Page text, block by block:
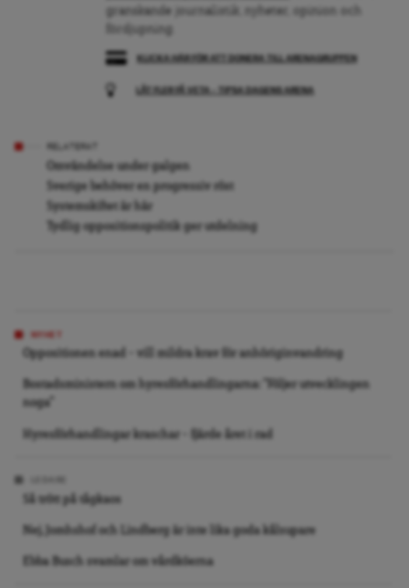
granskande journalistik, nyheter, opinion och
fördjupning.
KLICKA HÄR FÖR ATT DONERA TILL ARENAGRUPPEN
Omvändelse under galgen
Sverige behöver en progressiv röst
Systemskiftet är här
Tydlig oppositionspolitik ger utdelning
Oppositionen enad – vill mildra krav för anhöriginvandring
Bostadsministern om hyresförhandlingarna: ”Följer utvecklingen
noga”
Hyresförhandlingar kraschar – fjärde året i rad
Så trött på tågkaos
Nej, Jomhshof och Lindberg är inte lika goda kålsupare
Ebba Busch svamlar om vårdköerna